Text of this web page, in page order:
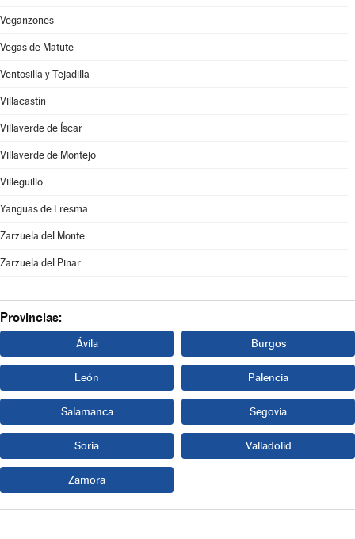
Veganzones
Vegas de Matute
Ventosilla y Tejadilla
Villacastín
Villaverde de Íscar
Villaverde de Montejo
Villeguillo
Yanguas de Eresma
Zarzuela del Monte
Zarzuela del Pinar
Provincias:
Ávila Burgos
León Palencia
Salamanca Segovia
Soria Valladolid
Zamora